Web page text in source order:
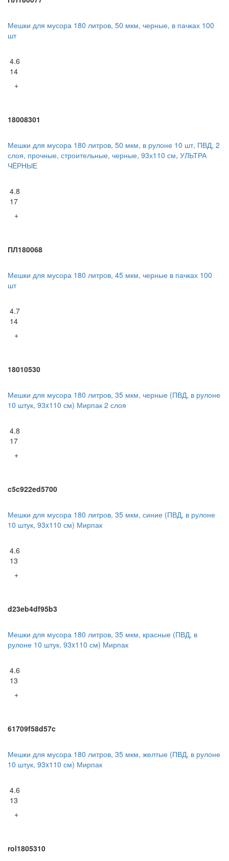
Мешки для мусора 180 литров, 50 мкм, черные, в пачках 100
шт
4.6
14
+
18008301
Мешки для мусора 180 литров, 50 мкм, в рулоне 10 шт, ПВД, 2
слоя, прочные, строительные, черные, 93х110 см, УЛЬТРА
ЧЁРНЫЕ
4.8
17
+
ПЛ180068
Мешки для мусора 180 литров, 45 мкм, черные в пачках 100
шт
4.7
14
+
18010530
Мешки для мусора 180 литров, 35 мкм, черные (ПВД, в рулоне
10 штук, 93x110 см) Мирпак 2 слоя
4.8
17
+
c5c922ed5700
Мешки для мусора 180 литров, 35 мкм, синие (ПВД, в рулоне
10 штук, 93x110 см) Мирпак
4.6
13
+
d23eb4df95b3
Мешки для мусора 180 литров, 35 мкм, красные (ПВД, в
рулоне 10 штук, 93x110 см) Мирпак
4.6
13
+
61709f58d57c
Мешки для мусора 180 литров, 35 мкм, желтые (ПВД, в рулоне
10 штук, 93x110 см) Мирпак
4.6
13
+
rol1805310